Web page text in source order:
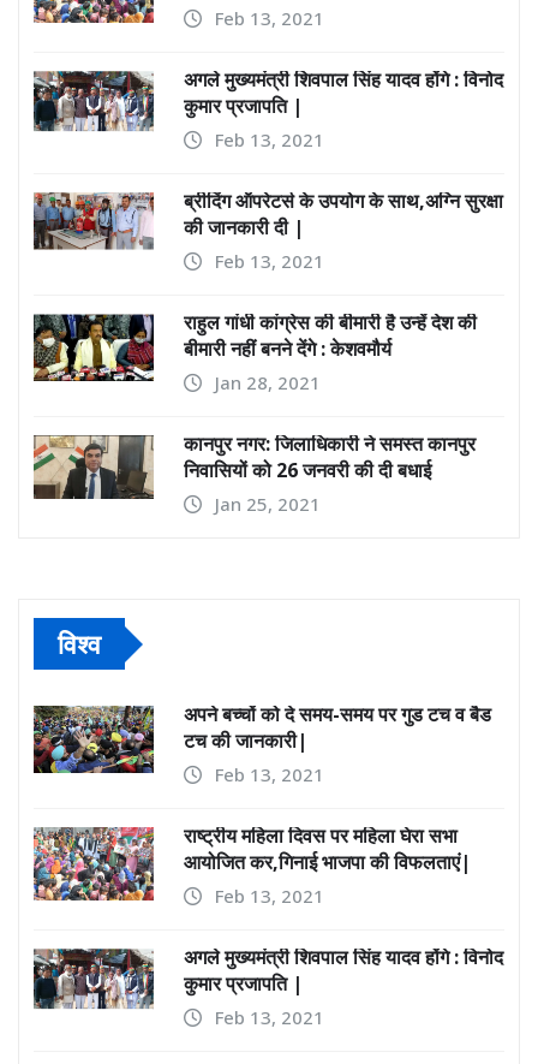
Feb 13, 2021
अगले मुख्यमंत्री शिवपाल सिंह यादव होंगे : विनोद
कुमार प्रजापति |
Feb 13, 2021
ब्रीदिंग ऑपरेटर्स के उपयोग के साथ,अग्नि सुरक्षा
की जानकारी दी |
Feb 13, 2021
राहुल गांधी कांग्रेस की बीमारी है उन्हें देश की
बीमारी नहीं बनने देंगे : केशवमौर्य
Jan 28, 2021
कानपुर नगर: जिलाधिकारी ने समस्त कानपुर
निवासियों को 26 जनवरी की दी बधाई
Jan 25, 2021
विश्व
अपने बच्चों को दे समय-समय पर गुड टच व बैड
टच की जानकारी|
Feb 13, 2021
राष्ट्रीय महिला दिवस पर महिला घेरा सभा
आयोजित कर,गिनाई भाजपा की विफलताएं|
Feb 13, 2021
अगले मुख्यमंत्री शिवपाल सिंह यादव होंगे : विनोद
कुमार प्रजापति |
Feb 13, 2021